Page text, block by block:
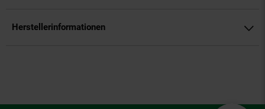
Herstellerinformationen